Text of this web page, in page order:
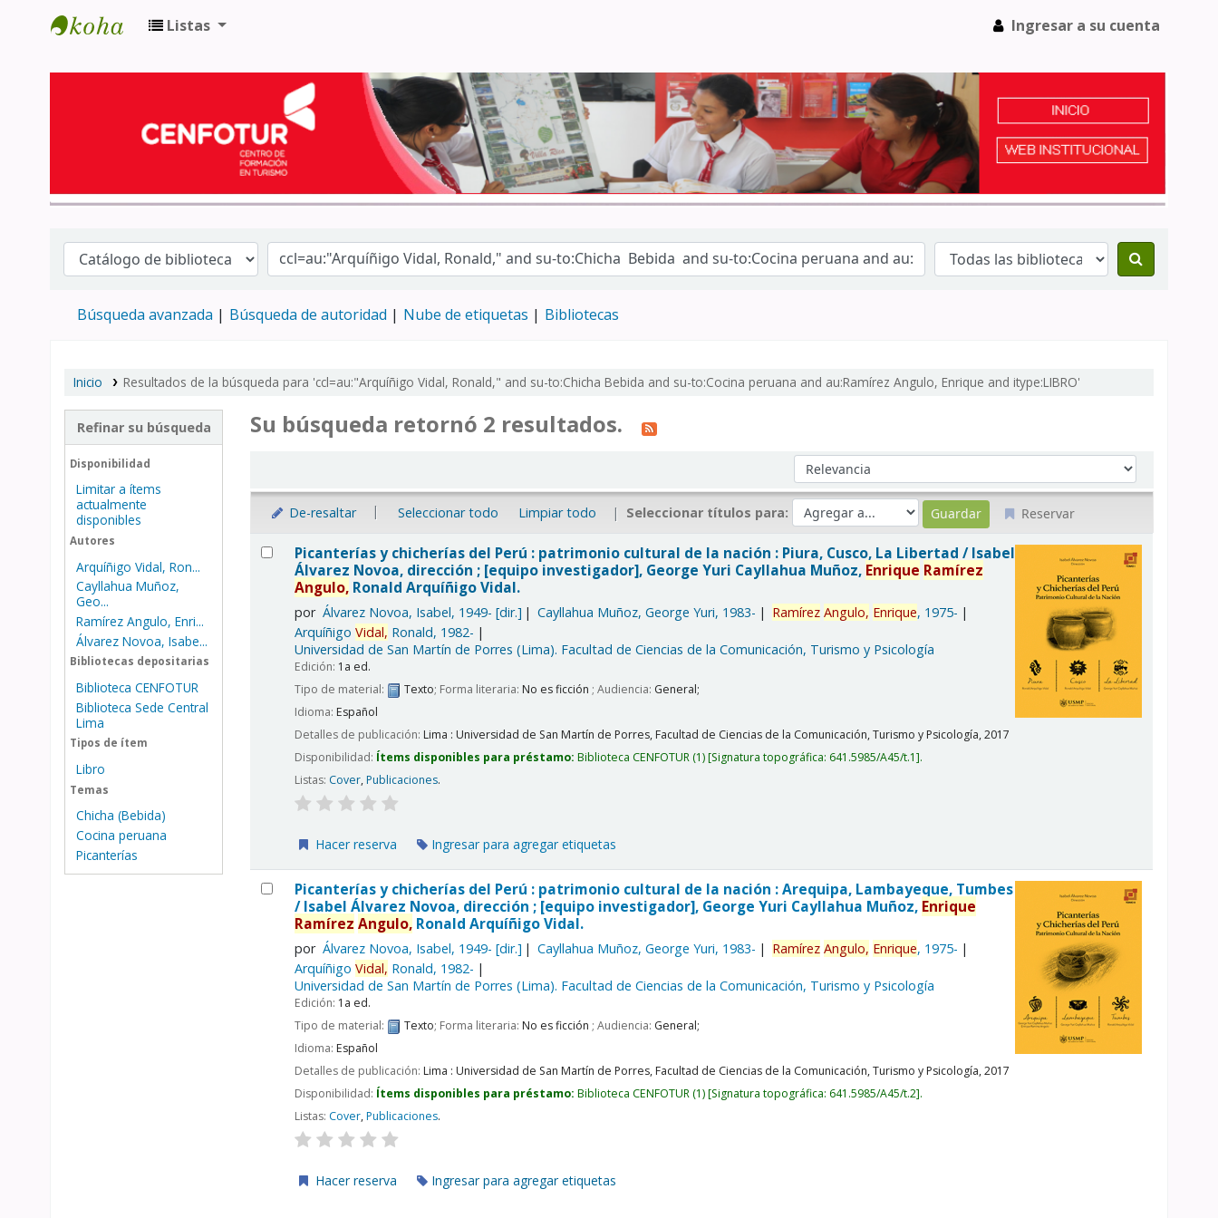
Listas Ingresar a su cuenta
Búsqueda avanzada Búsqueda de autoridad Nube de etiquetas Bibliotecas
Inicio Resultados de la búsqueda para 'ccl=au:"Arquíñigo Vidal, Ronald," and su-to:Chicha Bebida and su-to:Cocina peruana and au:Ramírez Angulo, Enrique and itype:LIBRO'
Refinar su búsqueda
Disponibilidad
Limitar a ítems
actualmente
disponibles
Autores
Arquíñigo Vidal, Ron...
Cayllahua Muñoz,
Geo...
Ramírez Angulo, Enri...
Álvarez Novoa, Isabe...
Bibliotecas depositarias
Biblioteca CENFOTUR
Biblioteca Sede Central
Lima
Tipos de ítem
Libro
Temas
Chicha (Bebida)
Cocina peruana
Picanterías
Su búsqueda retornó 2 resultados.
Ordenar por:
De-resaltar Seleccionar todo Limpiar todo Seleccionar títulos para: Reservar
Resultados
Picanterías y chicherías del Perú : patrimonio cultural de la nación : Piura, Cusco, La Libertad /Isabel
Álvarez Novoa, dirección ; [equipo investigador], George Yuri Cayllahua Muñoz, Enrique Ramírez
Angulo, Ronald Arquíñigo Vidal.
por Álvarez Novoa, Isabel, 1949- [dir.] Cayllahua Muñoz, George Yuri, 1983- Ramírez Angulo, Enrique, 1975-
ArquíñigoVidal, Ronald, 1982-
Universidad de San Martín de Porres (Lima). Facultad de Ciencias de la Comunicación, Turismo y Psicología
Edición: 1a ed.
Tipo de material:
Texto; Forma literaria:No es ficción ; Audiencia: General;
Idioma:Español
Detalles de publicación:Lima : Universidad de San Martín de Porres, Facultad de Ciencias de la Comunicación, Turismo y Psicología,2017
Disponibilidad: Ítems disponibles para préstamo:Biblioteca CENFOTUR (1) Signatura topográfica: 641.5985/A45/t.1 .
Listas: Cover,Publicaciones.
Hacer reserva Ingresar para agregar etiquetas
Picanterías y chicherías del Perú : patrimonio cultural de la nación : Arequipa, Lambayeque, Tumbes
/Isabel Álvarez Novoa, dirección ; [equipo investigador], George Yuri Cayllahua Muñoz, Enrique
Ramírez Angulo, Ronald Arquíñigo Vidal.
por Álvarez Novoa, Isabel, 1949- [dir.] Cayllahua Muñoz, George Yuri, 1983- Ramírez Angulo, Enrique, 1975-
ArquíñigoVidal, Ronald, 1982-
Universidad de San Martín de Porres (Lima). Facultad de Ciencias de la Comunicación, Turismo y Psicología
Edición: 1a ed.
Tipo de material:
Texto; Forma literaria:No es ficción ; Audiencia: General;
Idioma:Español
Detalles de publicación:Lima : Universidad de San Martín de Porres, Facultad de Ciencias de la Comunicación, Turismo y Psicología,2017
Disponibilidad: Ítems disponibles para préstamo:Biblioteca CENFOTUR (1) Signatura topográfica: 641.5985/A45/t.2 .
Listas: Cover,Publicaciones.
Hacer reserva Ingresar para agregar etiquetas